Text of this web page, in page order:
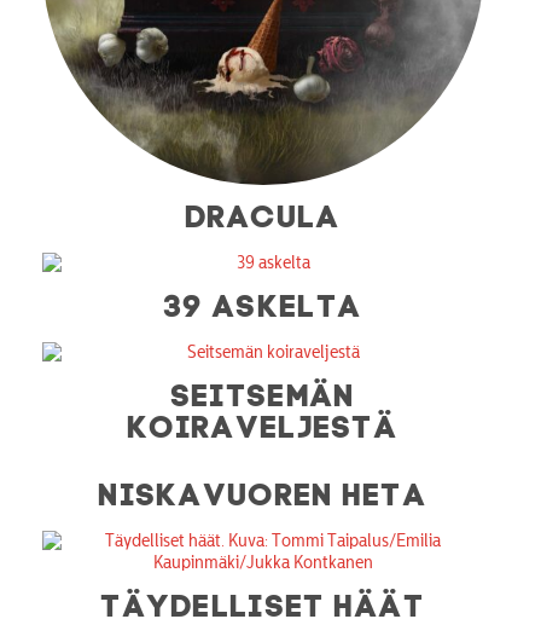
DRACULA
39 ASKELTA
SEITSEMÄN
KOIRAVELJESTÄ
NISKAVUOREN HETA
TÄYDELLISET HÄÄT